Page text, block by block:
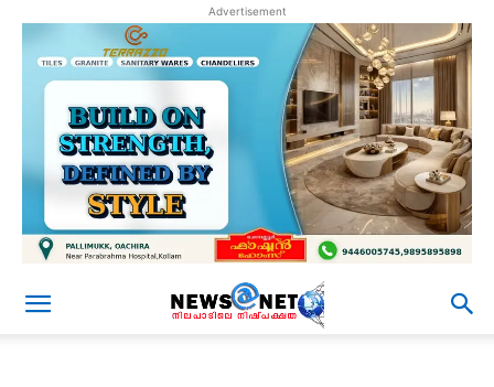
Advertisement